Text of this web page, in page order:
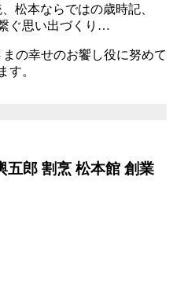
松本ならではの歳時記、
ぐ思い出づくり…
の幸せのお饗し役に努めて
す。
郎 割烹 松本館 創業